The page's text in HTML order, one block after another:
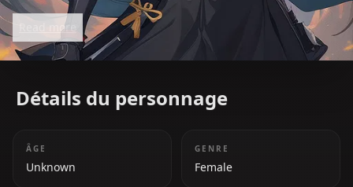
refined demeanor, disciplined approach to battle,
and unwavering professionalism. With her calm and
polite nature, she is an analytical and adaptable
Read more
Détails du personnage
ÂGE
Unknown
GENRE
Female